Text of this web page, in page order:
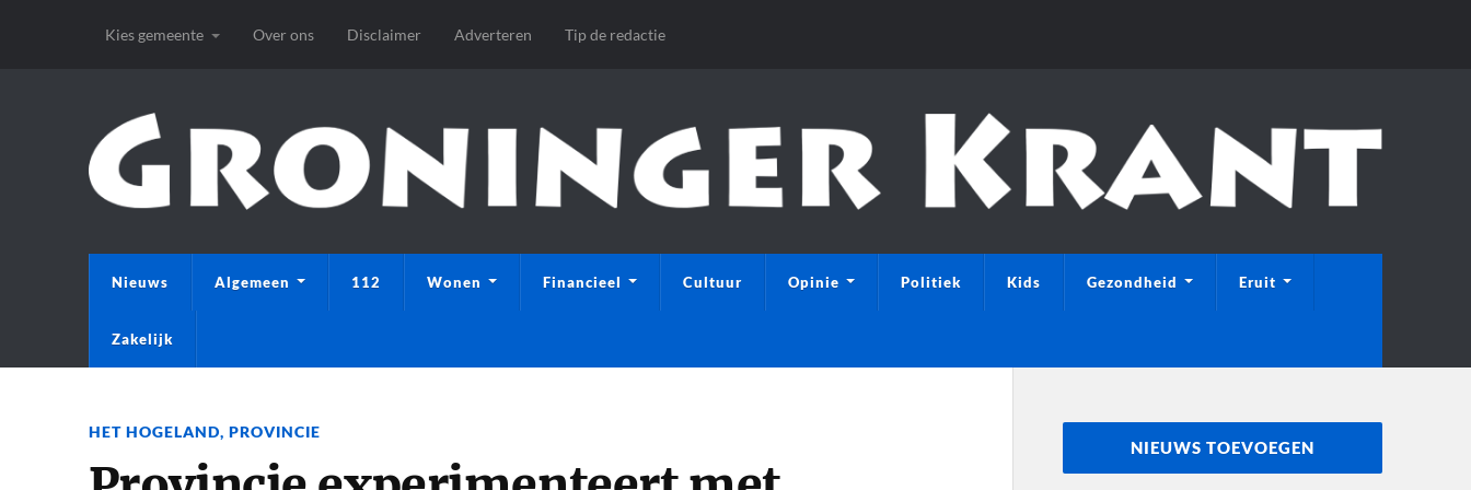
Kies gemeente Over ons Disclaimer Adverteren Tip de redactie
Nieuws Algemeen 112 Wonen Financieel Cultuur Opinie Politiek Kids Gezondheid Eruit
Zakelijk
HET HOGELAND, PROVINCIE
NIEUWS TOEVOEGEN